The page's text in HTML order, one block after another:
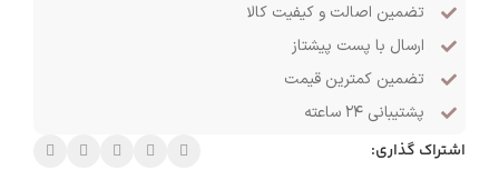
تضمین اصالت و کیفیت کالا
ارسال با پست پیشتاز
تضمین کمترین قیمت
پشتیبانی ۲۴ ساعته
اشتراک گذاری: